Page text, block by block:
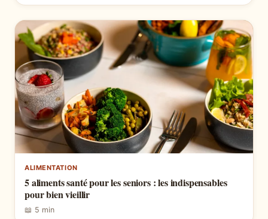
ALIMENTATION
5 aliments santé pour les seniors : les indispensables
pour bien vieillir
📖 5 min